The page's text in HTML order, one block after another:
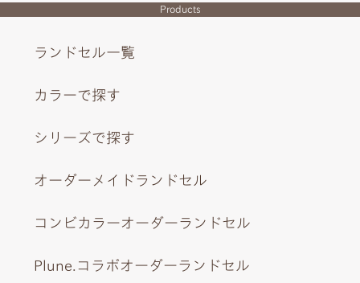
Products
ランドセル一覧
カラーで探す
シリーズで探す
オーダーメイドランドセル
コンビカラーオーダーランドセル
Plune.コラボオーダーランドセル